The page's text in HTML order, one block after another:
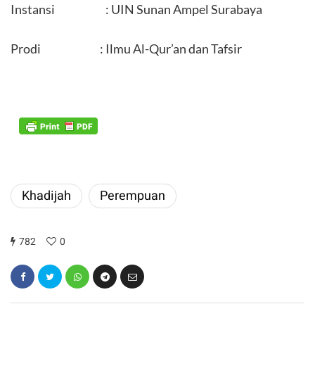
Instansi : UIN Sunan Ampel Surabaya
Prodi : Ilmu Al-Qur’an dan Tafsir
Khadijah Perempuan
782 0